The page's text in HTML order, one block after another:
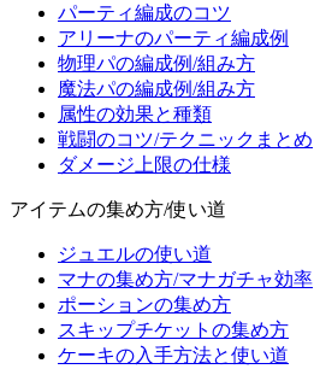
パーティ編成のコツ
アリーナのパーティ編成例
物理パの編成例/組み方
魔法パの編成例/組み方
属性の効果と種類
戦闘のコツ/テクニックまとめ
ダメージ上限の仕様
アイテムの集め方/使い道
ジュエルの使い道
マナの集め方/マナガチャ効率
ポーションの集め方
スキップチケットの集め方
ケーキの入手方法と使い道